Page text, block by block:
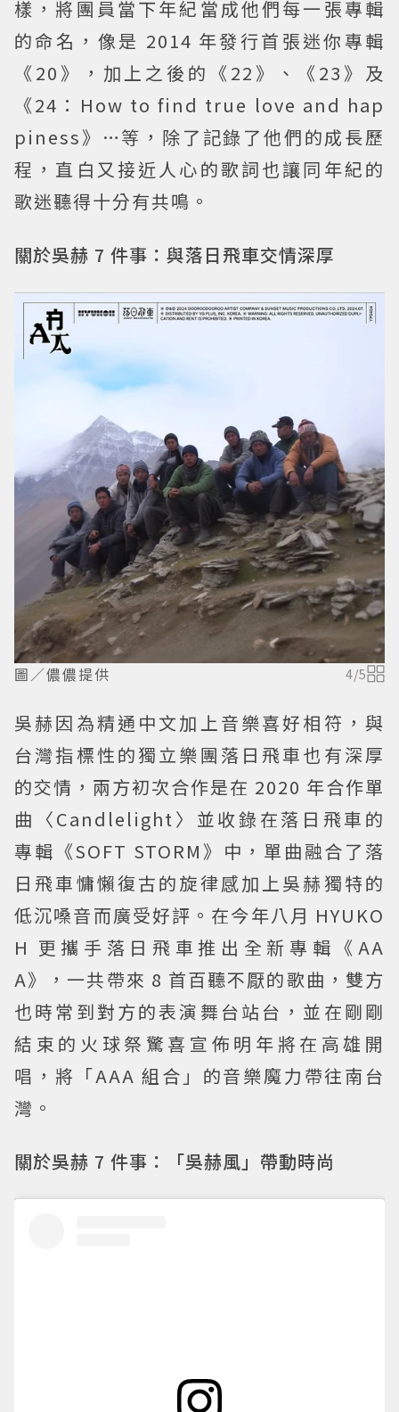
樣，將團員當下年紀當成他們每一張專輯
的命名，像是 2014 年發行首張迷你專輯
《20》，加上之後的《22》、《23》及
《24：How to find true love and hap
piness》…等，除了記錄了他們的成長歷
程，直白又接近人心的歌詞也讓同年紀的
歌迷聽得十分有共鳴。
關於吳赫 7 件事：與落日飛車交情深厚
圖／儂儂提供 4/5
吳赫因為精通中文加上音樂喜好相符，與
台灣指標性的獨立樂團落日飛車也有深厚
的交情，兩方初次合作是在 2020 年合作單
曲〈Candlelight〉並收錄在落日飛車的
專輯《SOFT STORM》中，單曲融合了落
日飛車慵懶復古的旋律感加上吳赫獨特的
低沉嗓音而廣受好評。在今年八月 HYUKO
H 更攜手落日飛車推出全新專輯《AA
A》，一共帶來 8 首百聽不厭的歌曲，雙方
也時常到對方的表演舞台站台，並在剛剛
結束的火球祭驚喜宣佈明年將在高雄開
唱，將「AAA 組合」的音樂魔力帶往南台
灣。
關於吳赫 7 件事：「吳赫風」帶動時尚